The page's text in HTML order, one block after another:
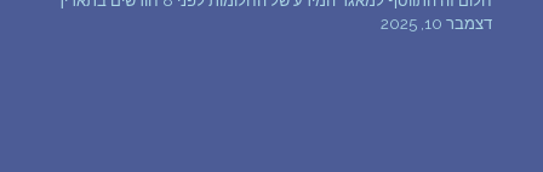
חלומות נפוצים
דצמבר 10, 2025